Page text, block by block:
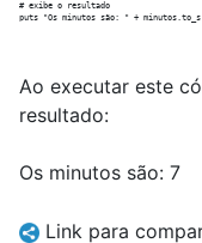
# exibe o resultado
Ao executar este
resultado:
Os minutos são: 7
Link para